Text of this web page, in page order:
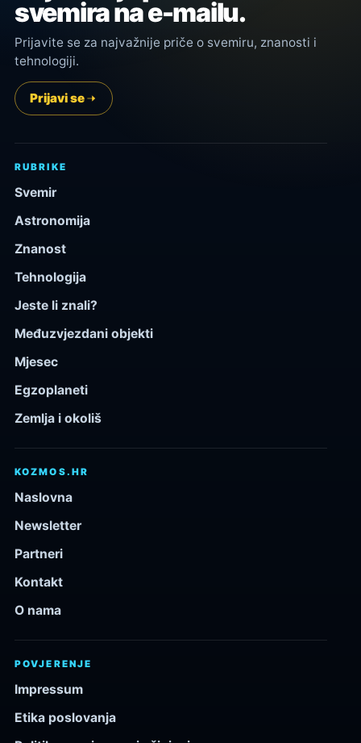
svemira na e-mailu.
Prijavite se za najvažnije priče o svemiru, znanosti i
tehnologiji.
Prijavi se
RUBRIKE
Svemir
Astronomija
Znanost
Tehnologija
Jeste li znali?
Međuzvjezdani objekti
Mjesec
Egzoplaneti
Zemlja i okoliš
KOZMOS.HR
Naslovna
Newsletter
Partneri
Kontakt
O nama
POVJERENJE
Impressum
Etika poslovanja